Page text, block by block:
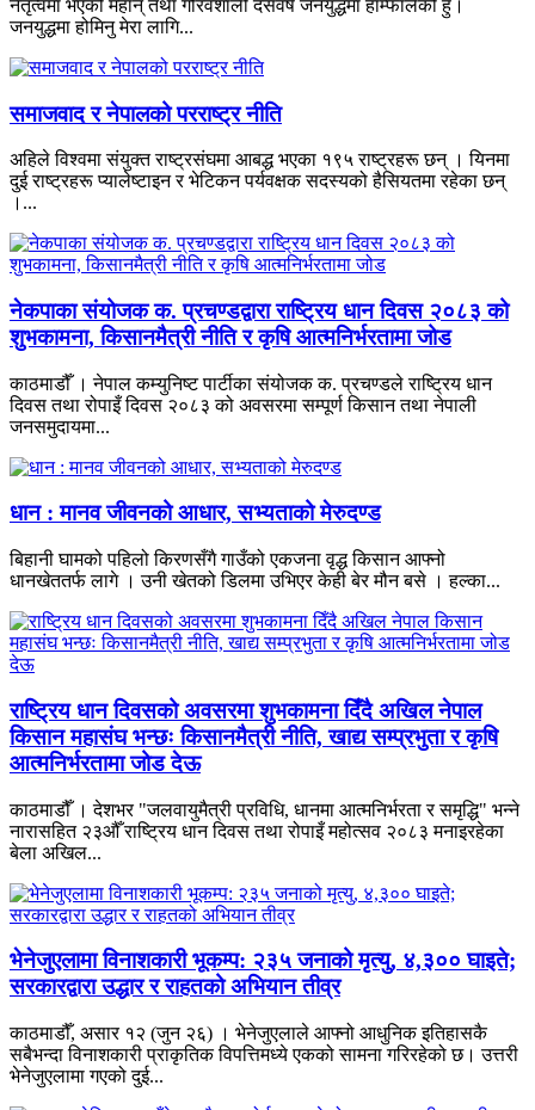
नेतृत्वमा भएको महान् तथा गौरवशाली दसवर्षे जनयुद्धमा हाम्फालेको हुँ।
जनयुद्धमा होमिनु मेरा लागि...
समाजवाद र नेपालको परराष्ट्र नीति
अहिले विश्वमा संयुक्त राष्ट्रसंघमा आबद्ध भएका १९५ राष्ट्रहरू छन् । यिनमा
दुई राष्ट्रहरू प्यालेष्टाइन र भेटिकन पर्यवक्षक सदस्यको हैसियतमा रहेका छन्
।...
नेकपाका संयोजक क. प्रचण्डद्वारा राष्ट्रिय धान दिवस २०८३ को
शुभकामना, किसानमैत्री नीति र कृषि आत्मनिर्भरतामा जोड
काठमाडौँ । नेपाल कम्युनिष्ट पार्टीका संयोजक क. प्रचण्डले राष्ट्रिय धान
दिवस तथा रोपाइँ दिवस २०८३ को अवसरमा सम्पूर्ण किसान तथा नेपाली
जनसमुदायमा...
धान : मानव जीवनको आधार, सभ्यताको मेरुदण्ड
बिहानी घामको पहिलो किरणसँगै गाउँको एकजना वृद्ध किसान आफ्नो
धानखेततर्फ लागे । उनी खेतको डिलमा उभिएर केही बेर मौन बसे । हल्का...
राष्ट्रिय धान दिवसको अवसरमा शुभकामना दिँदै अखिल नेपाल
किसान महासंघ भन्छः किसानमैत्री नीति, खाद्य सम्प्रभुता र कृषि
आत्मनिर्भरतामा जोड देऊ
काठमाडौँ । देशभर "जलवायुमैत्री प्रविधि, धानमा आत्मनिर्भरता र समृद्धि" भन्ने
नारासहित २३औँ राष्ट्रिय धान दिवस तथा रोपाइँ महोत्सव २०८३ मनाइरहेका
बेला अखिल...
भेनेजुएलामा विनाशकारी भूकम्प: २३५ जनाको मृत्यु, ४,३०० घाइते;
सरकारद्वारा उद्धार र राहतको अभियान तीव्र
काठमाडौँ, असार १२ (जुन २६) । भेनेजुएलाले आफ्नो आधुनिक इतिहासकै
सबैभन्दा विनाशकारी प्राकृतिक विपत्तिमध्ये एकको सामना गरिरहेको छ। उत्तरी
भेनेजुएलामा गएको दुई...